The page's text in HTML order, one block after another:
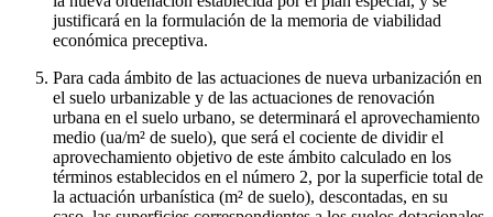
justificará en la formulación de la memoria de viabilidad
económica preceptiva.
Para cada ámbito de las actuaciones de nueva urbanización en
el suelo urbanizable y de las actuaciones de renovación
urbana en el suelo urbano, se determinará el aprovechamiento
medio (ua/m² de suelo), que será el cociente de dividir el
aprovechamiento objetivo de este ámbito calculado en los
términos establecidos en el número 2, por la superficie total de
la actuación urbanística (m² de suelo), descontadas, en su